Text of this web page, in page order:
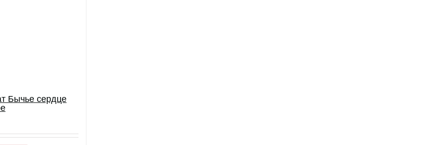
Бычье сердце